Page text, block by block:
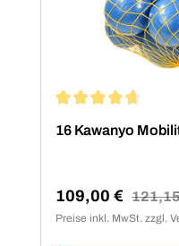
16 Kawanyo
Verkaufspreis:
109,00 €
Preise inkl. MwSt. zzgl.